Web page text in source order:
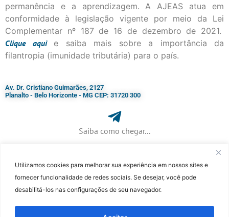
Utilizamos cookies para melhorar sua experiência em nossos sites e
fornecer funcionalidade de redes sociais. Se desejar, você pode
desabilitá-los nas configurações de seu navegador.
permanência e a aprendizagem. A AJEAS atua em
conformidade à legislação vigente por meio da Lei
Complementar nº 187 de 16 de dezembro de 2021.
Cliqueaqui
e saiba mais sobre a importância da
filantropia (imunidade tributária) para o país.
Av. Dr. Cristiano Guimarães, 2127
Planalto - Belo Horizonte - MG CEP: 31720 300
Saiba como chegar...
+ 55 (31) 3115-7000​
Patrick de Souza